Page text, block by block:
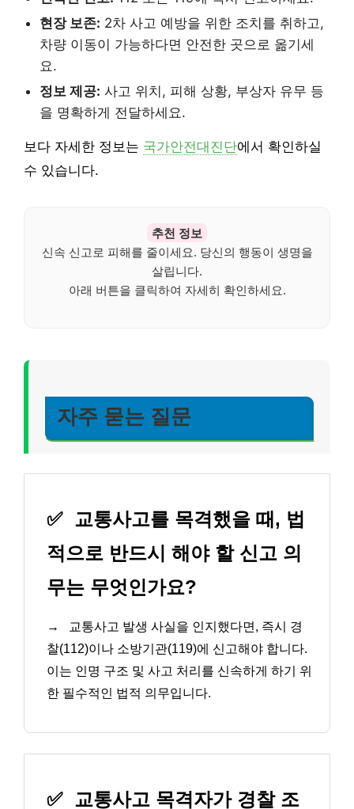
현장 보존: 2차 사고 예방을 위한 조치를 취하고,
차량 이동이 가능하다면 안전한 곳으로 옮기세
요.
정보 제공: 사고 위치, 피해 상황, 부상자 유무 등
을 명확하게 전달하세요.
보다 자세한 정보는 국가안전대진단에서 확인하실
수 있습니다.
추천 정보
신속 신고로 피해를 줄이세요. 당신의 행동이 생명을
살립니다.
아래 버튼을 클릭하여 자세히 확인하세요.
자주 묻는 질문
✅ 교통사고를 목격했을 때, 법
적으로 반드시 해야 할 신고 의
무는 무엇인가요?
→
교통사고 발생 사실을 인지했다면, 즉시 경
찰(112)이나 소방기관(119)에 신고해야 합니다.
이는 인명 구조 및 사고 처리를 신속하게 하기 위
한 필수적인 법적 의무입니다.
✅ 교통사고 목격자가 경찰 조